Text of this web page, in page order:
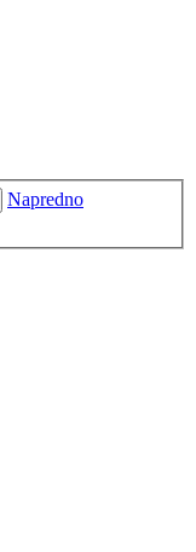
Napredno